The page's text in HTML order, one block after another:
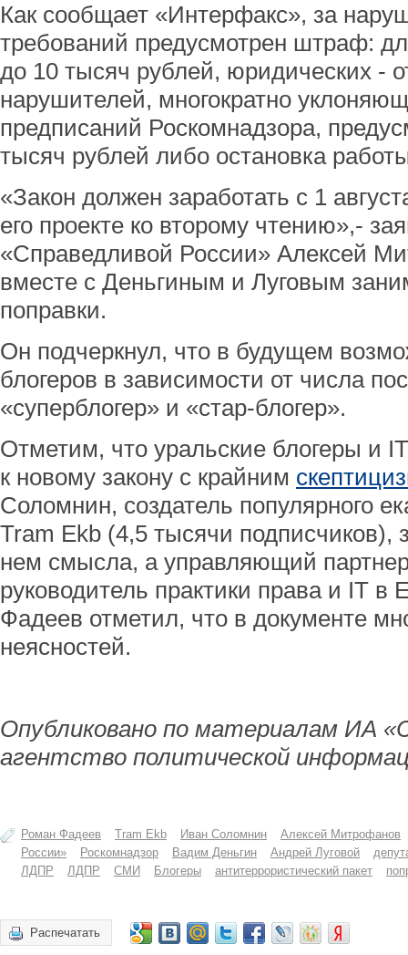
Как сообщает «Интерфакс», за
требований предусмотрен штраф:
до 10 тысяч рублей, юридических -
нарушителей, многократно
предписаний Роскомнадзора,
тысяч рублей либо остановка
«Закон должен заработать с 1
его проекте ко второму чтению»,-
«Справедливой России» Алексей
вместе с Деньгиным и Луговым
поправки.
Он подчеркнул, что в будущем
блогеров в зависимости от числа
«суперблогер» и «стар-блогер».
Отметим, что уральские блогеры и
к новому закону с крайним
Соломнин, создатель популярного
Tram Ekb (4,5 тысячи подписчиков),
нем смысла, а управляющий
руководитель практики права и IT в
Фадеев отметил, что в документе
неясностей.
Опубликовано по материалам ИА
агентство политической
Роман Фадеев Tram Ekb Иван Соломнин
Алексей Митрофанов
России»
Роскомнадзор Вадим Деньгин Андрей Луговой
ЛДПР
ЛДПР СМИ Блогеры антитеррористический пакет
Распечатать